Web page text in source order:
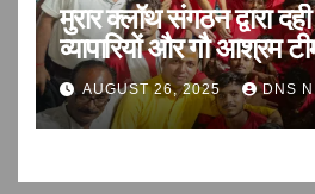
मुरार क्लॉथ संगठन द्वारा
व्यापारियों और गौ आश्रम
मनाया उत्सव
AUGUST 26, 2025 DNS